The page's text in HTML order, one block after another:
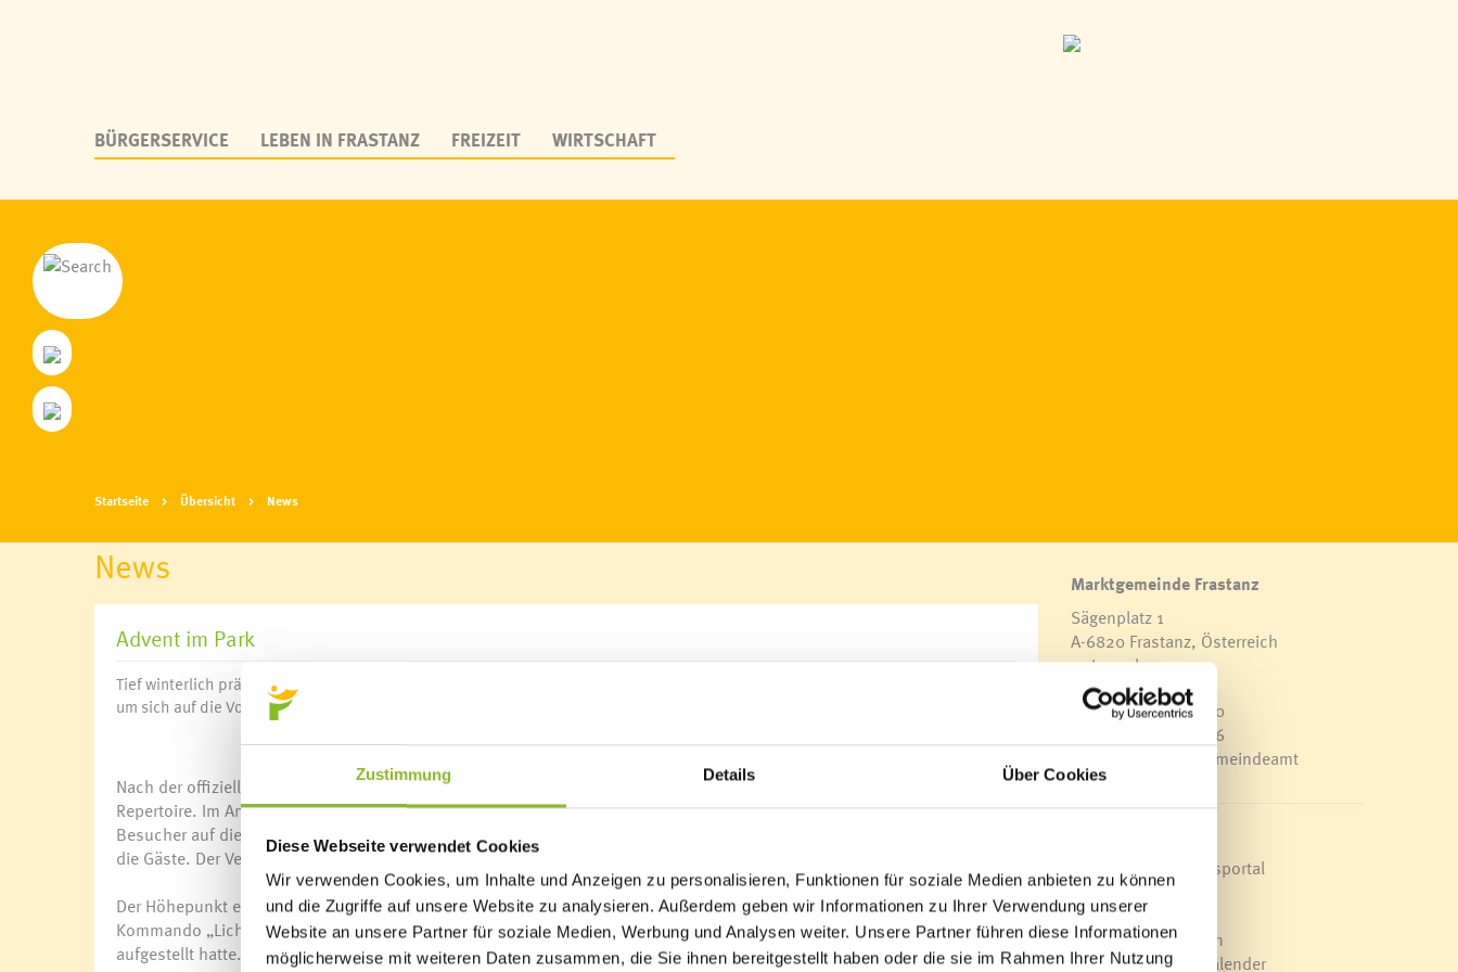
Zustimmung Details Über Cookies
Diese Webseite verwendet Cookies
Wir verwenden Cookies, um Inhalte und Anzeigen zu personalisieren, Funktionen für soziale Medien anbieten zu können
und die Zugriffe auf unsere Website zu analysieren. Außerdem geben wir Informationen zu Ihrer Verwendung unserer
Website an unsere Partner für soziale Medien, Werbung und Analysen weiter. Unsere Partner führen diese Informationen
möglicherweise mit weiteren Daten zusammen, die Sie ihnen bereitgestellt haben oder die sie im Rahmen Ihrer Nutzung
BÜRGERSERVICE LEBEN IN FRASTANZ FREIZEIT WIRTSCHAFT
Startseite Übersicht News
News
Advent im Park
Tief winterlich präsentierte sich der Gemeindepark am 03. Dezember 2023. Trotz klirrender Kälte kamen zahlreiche Besucher,
um sich auf die Vorweihnachtszeit einzustimmen.
Nach der offiziellen Eröffnung um 15:00 Uhr spielte und sang Lea Schneider einige Lieder aus ihrem reichhaltigen
Repertoire. Im Anschluss trat der Kinderchor Schubidu unter der Leitung von Andrea Decker auf und stimmte die
Besucher auf die Weihnachtszeit ein. Auch die Jungmusik des Musikvereins Frastanz durfte nicht fehlen und unterhielt
die Gäste. Der Verein Singklang Amerlügen gab einige gefühlvolle Lieder zur Weihnachtszeit zum Besten.
Der Höhepunkt erfolgte um 17:00 Uhr mit der Illuminierung des Weihnachtsbaums durch Erna Huber. Mit dem
Kommando „Licht an“ erstrahlte der Weihnachtsbaum im winterlichen Gemeindepark, den das Bauhofteam zuvor
aufgestellt hatte.
Marktgemeinde Frastanz
Sägenplatz 1
A-6820 Frastanz, Österreich
Lageplan
0043 5522 51534-0
F 0043 5522 51534-6
E-Mail an das Gemeindeamt
Veröffentlichungsportal
Blackout
Ortsplan
Bürgermeldungen
Veranstaltungskalender